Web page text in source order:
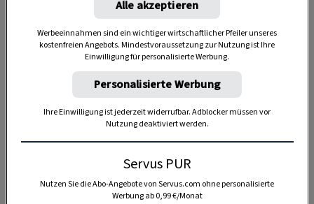
Alle akzeptieren
Werbeeinnahmen sind ein wichtiger wirtschaftlicher Pfeiler unseres
kostenfreien Angebots. Mindestvoraussetzung zur Nutzung ist Ihre
Einwilligung für personalisierte Werbung.
Personalisierte Werbung
Ihre Einwilligung ist jederzeit widerrufbar. Adblocker müssen vor
Nutzung deaktiviert werden.
Servus PUR
Nutzen Sie die Abo-Angebote von Servus.com ohne personalisierte
Werbung ab 0,99 €/Monat